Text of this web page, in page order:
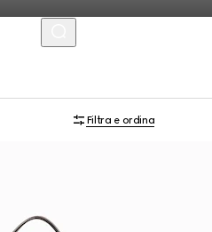
Filtra e ordina